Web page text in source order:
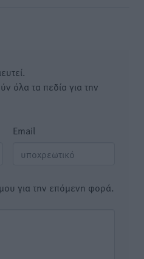
όλα τα πεδία για την
Email
για την επόμενη φορά.